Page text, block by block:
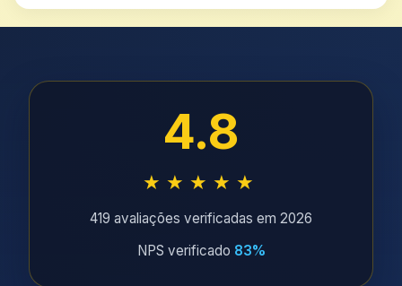
4.8
★★★★★
419 avaliações verificadas em 2026
NPS verificado 83%